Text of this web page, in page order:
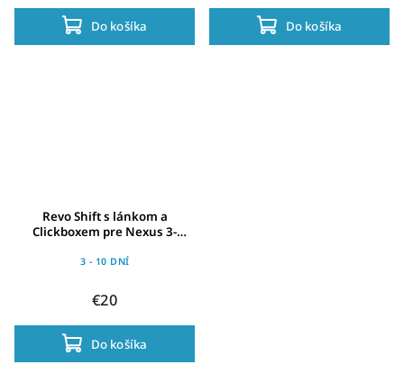
Do košíka Do košíka
Revo Shift s lánkom a
Clickboxem pre Nexus 3-
3 - 10 DNÍ
€20
Do košíka